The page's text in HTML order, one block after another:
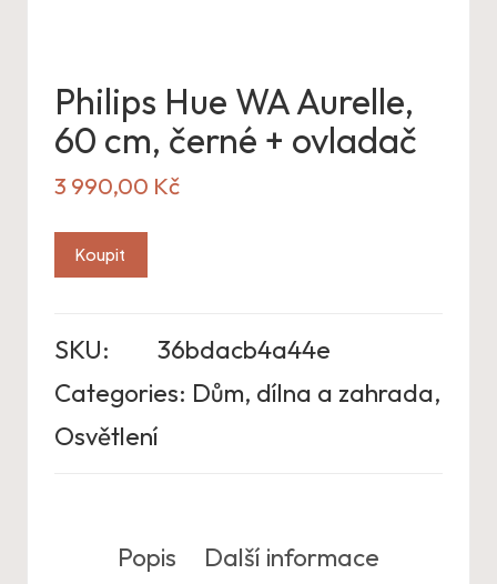
Philips Hue WA Aurelle,
60 cm, černé + ovladač
3 990,00 Kč
Koupit
SKU:
36bdacb4a44e
Categories: Dům, dílna a zahrada,
Osvětlení
Popis Další informace